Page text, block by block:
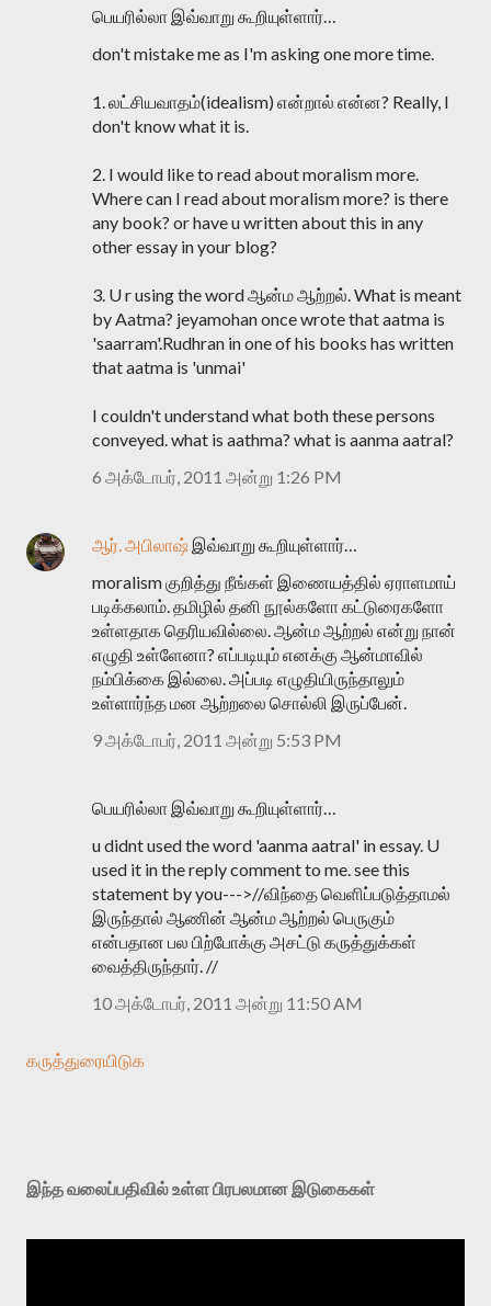
பெயரில்லா இவ்வாறு கூறியுள்ளார்…
don't mistake me as I'm asking one more time.
1. லட்சியவாதம்(idealism) என்றால் என்ன? Really, I
don't know what it is.
2. I would like to read about moralism more.
Where can I read about moralism more? is there
any book? or have u written about this in any
other essay in your blog?
3. U r using the word ஆன்ம ஆற்றல். What is meant
by Aatma? jeyamohan once wrote that aatma is
'saarram'.Rudhran in one of his books has written
that aatma is 'unmai'
I couldn't understand what both these persons
conveyed. what is aathma? what is aanma aatral?
6 அக்டோபர், 2011 அன்று 1:26 PM
ஆர். அபிலாஷ் இவ்வாறு கூறியுள்ளார்…
moralism குறித்து நீங்கள் இணையத்தில் ஏராளமாய்
படிக்கலாம். தமிழில் தனி நூல்களோ கட்டுரைகளோ
உள்ளதாக தெரியவில்லை. ஆன்ம ஆற்றல் என்று நான்
எழுதி உள்ளேனா? எப்படியும் எனக்கு ஆன்மாவில்
நம்பிக்கை இல்லை. அப்படி எழுதியிருந்தாலும்
உள்ளார்ந்த மன ஆற்றலை சொல்லி இருப்பேன்.
9 அக்டோபர், 2011 அன்று 5:53 PM
பெயரில்லா இவ்வாறு கூறியுள்ளார்…
u didnt used the word 'aanma aatral' in essay. U
used it in the reply comment to me. see this
statement by you--->//விந்தை வெளிப்படுத்தாமல்
இருந்தால் ஆணின் ஆன்ம ஆற்றல் பெருகும்
என்பதான பல பிற்போக்கு அசட்டு கருத்துக்கள்
வைத்திருந்தார். //
10 அக்டோபர், 2011 அன்று 11:50 AM
கருத்துரையிடுக
இந்த வலைப்பதிவில் உள்ள பிரபலமான இடுகைகள்